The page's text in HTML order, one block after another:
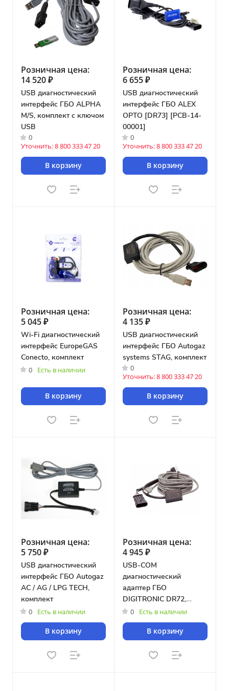
Розничная цена:
14 520 ₽
USB диагностический
интерфейс ГБО ALPHA
M/S, комплект с ключом
USB
0
Уточнить: 8 800 333 47 20
В корзину
Розничная цена:
6 655 ₽
USB диагностический
интерфейс ГБО ALEX
OPTO [DR73] [PCB-14-
00001]
0
Уточнить: 8 800 333 47 20
В корзину
Розничная цена:
5 045 ₽
Wi-Fi диагностический
интерфейс EuropeGAS
Conecto, комплект
0 Есть в наличии
В корзину
Розничная цена:
4 135 ₽
USB диагностический
интерфейс ГБО Autogaz
systems STAG, комплект
0
Уточнить: 8 800 333 47 20
В корзину
Розничная цена:
5 750 ₽
USB диагностический
интерфейс ГБО Autogaz
AC / AG / LPG TECH,
комплект
0 Есть в наличии
В корзину
Розничная цена:
4 945 ₽
USB-COM
диагностический
адаптер ГБО
DIGITRONIC DR72,
комплект
0 Есть в наличии
В корзину